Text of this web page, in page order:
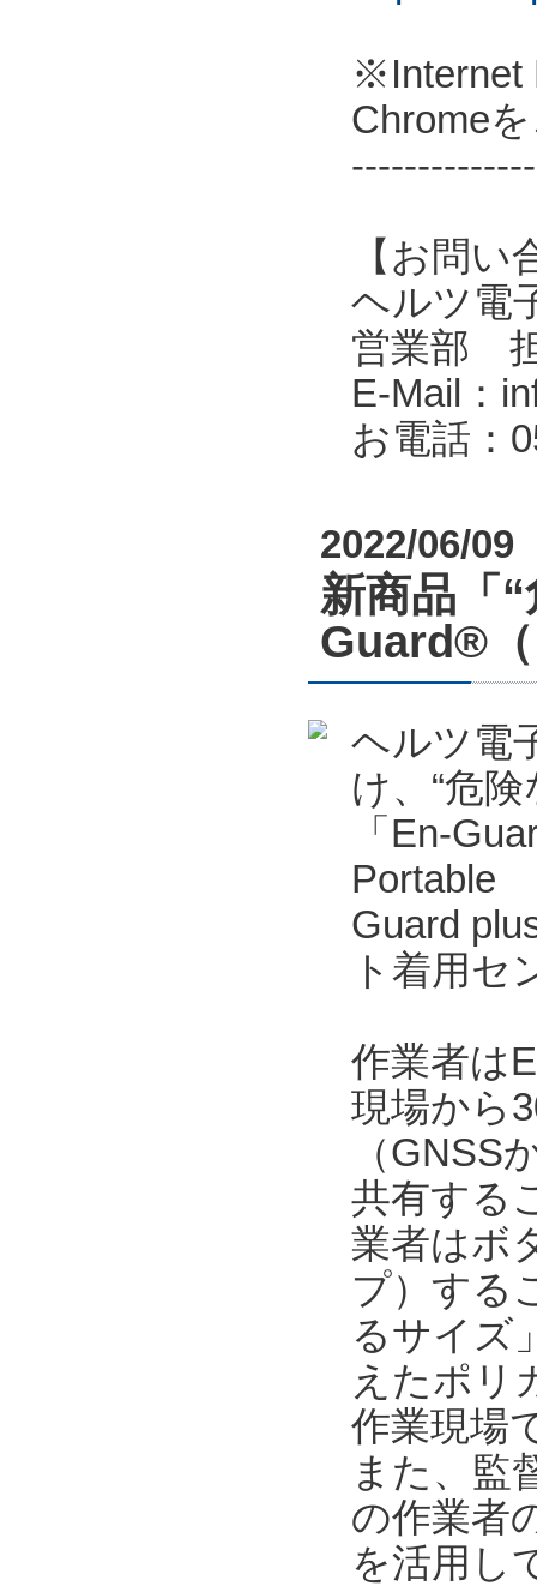
※Internet
Chrome
【お問い
ヘルツ電
営業部
E-Mail：
お電話：
2022/06/09
新商品「
Guard®
ヘルツ電
け、“危
「En-
Portable
Guard
ト着用
作業者は
現場から
（GNSS
共有する
業者はボ
プ）する
るサイズ
えたポリ
作業現場
また、監
の作業者
を活用し